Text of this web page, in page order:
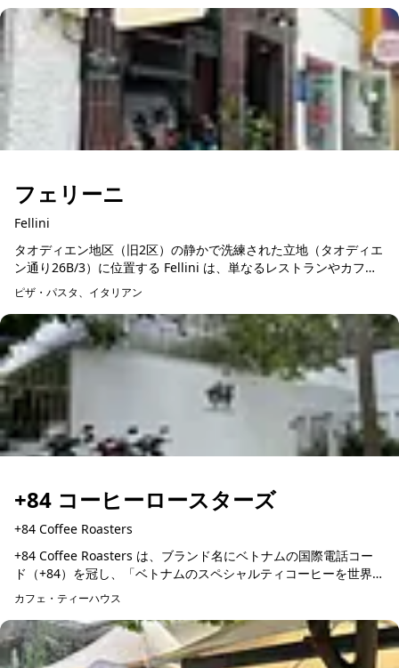
フェリーニ
Fellini
タオディエン地区（旧2区）の静かで洗練された立地（タオディエ
ン通り26B/3）に位置する Fellini は、単なるレストランやカフェ
ではなく、ロマンチックなイタリアへの真の美食旅行体験を提供
し...
ピザ・パスタ、イタリアン
+84 コーヒーロースターズ
+84 Coffee Roasters
+84 Coffee Roasters は、ブランド名にベトナムの国際電話コー
ド（+84）を冠し、「ベトナムのスペシャルティコーヒーを世界に
広める」という明確な使命を掲げ、大きな誇りを持つコーヒ...
カフェ・ティーハウス